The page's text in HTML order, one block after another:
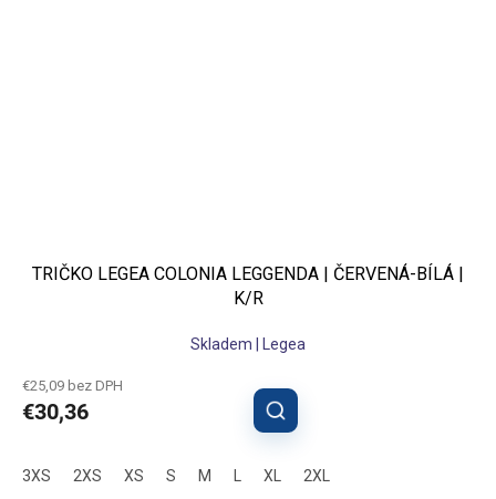
TRIČKO LEGEA COLONIA LEGGENDA | ČERVENÁ-BÍLÁ |
K/R
Skladem | Legea
€25,09 bez DPH
€30,36
3XS 2XS XS S M XL 2XL